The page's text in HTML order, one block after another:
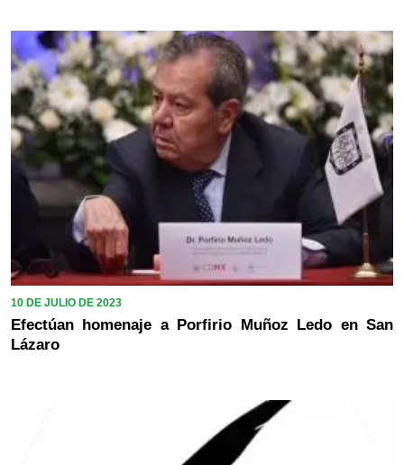
10 DE JULIO DE 2023
Efectúan homenaje a Porfirio Muñoz Ledo en San
Lázaro